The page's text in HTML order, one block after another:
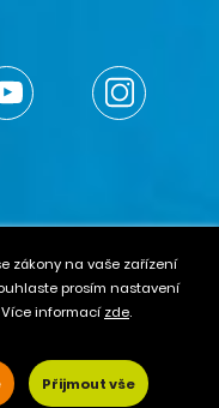
by Pixel Design s. r. o.
zákony na vaše zařízení
prosím nastavení
Více informacízde.
Přijmout vše